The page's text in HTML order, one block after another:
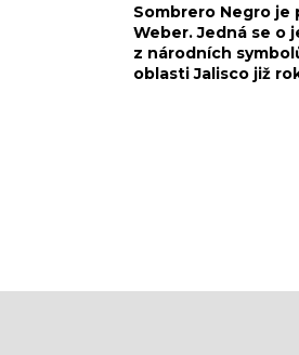
Sombrero Negro je
Weber. Jedná se o
z národních
oblasti Jalisco již